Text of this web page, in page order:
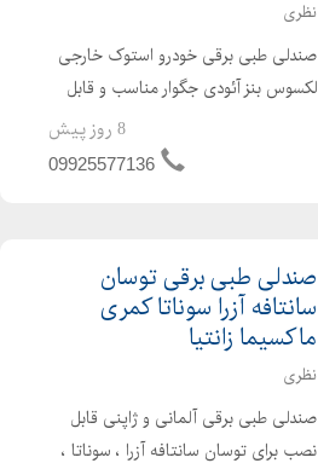
نظری
صندلی طبی برقی خودرو استوک خارجی
لکسوس بنز آئودی جگوار مناسب و قابل
نصب روی انواع خودروهای شاسی suv و
سواری خداحافظی با کمردرد در سفرهای
8 روز پیش
09925577136
صندلی طبی برقی توسان
سانتافه آزرا سوناتا کمری
ماکسیما زانتیا
نظری
صندلی طبی برقی آلمانی و ژاپنی قابل
نصب برای توسان سانتافه آزرا ، سوناتا ،